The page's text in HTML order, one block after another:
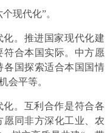
现代化”。
。推进国家现代化建
合本国实际。中方愿
各国探索适合本国国情
会平等。
。互利合作是符合各
愿同非方深化工业、农